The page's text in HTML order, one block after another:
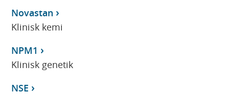
Novastan
Klinisk kemi
NPM1
Klinisk genetik
NSE